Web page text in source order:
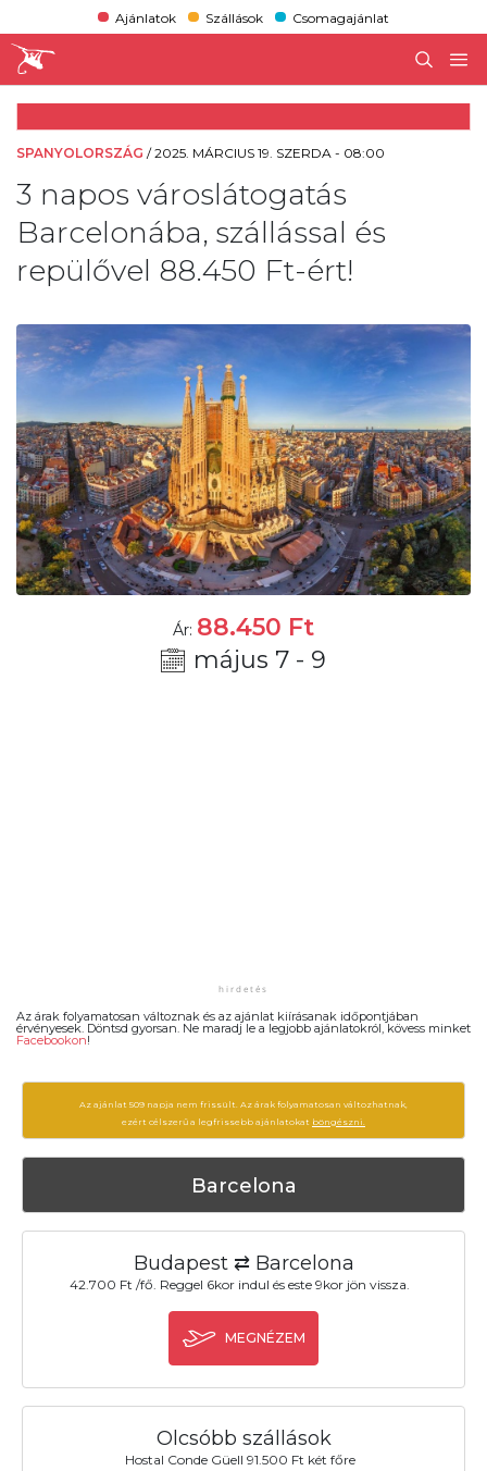
Ajánlatok Szállások Csomagajánlat
SPANYOLORSZÁG /2025. MÁRCIUS 19. SZERDA - 08:00
3 napos városlátogatás
Barcelonába, szállással és
repülővel 88.450 Ft-ért!
Ár: 88.450 Ft
május 7 - 9
Az árak folyamatosan változnak és az ajánlat kiírásanak időpontjában
érvényesek. Döntsd gyorsan. Ne maradj le a legjobb ajánlatokról, kövess minket
Facebookon!
Az ajánlat 509 napja nem frissült. Az árak folyamatosan változhatnak,
ezért célszerű a legfrissebb ajánlatokat böngészni.
Barcelona
Budapest ⇄ Barcelona
42.700 Ft /fő. Reggel 6kor indul és este 9kor jön vissza.
MEGNÉZEM
Olcsóbb szállások
Hostal Conde Güell 91.500 Ft két főre